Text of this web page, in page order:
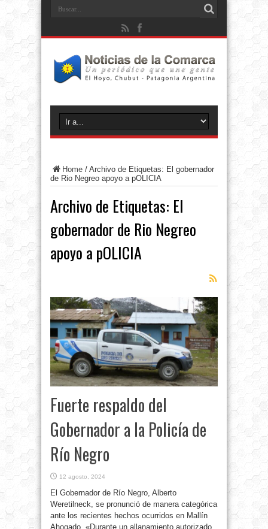
Home / Archivo de Etiquetas: El gobernador
de Rio Negreo apoyo a pOLICIA
Archivo de Etiquetas: El
gobernador de Rio Negreo
apoyo a pOLICIA
Fuerte respaldo del
Gobernador a la Policía de
Río Negro
12 agosto, 2024
El Gobernador de Río Negro, Alberto
Weretilneck, se pronunció de manera categórica
ante los recientes hechos ocurridos en Mallín
Ahogado. «Durante un allanamiento autorizado